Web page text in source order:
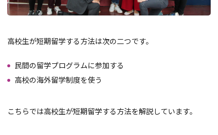
高校生が短期留学する方法は次の二つです。
民間の留学プログラムに参加する
高校の海外留学制度を使う
こちらでは高校生が短期留学する方法を解説しています。